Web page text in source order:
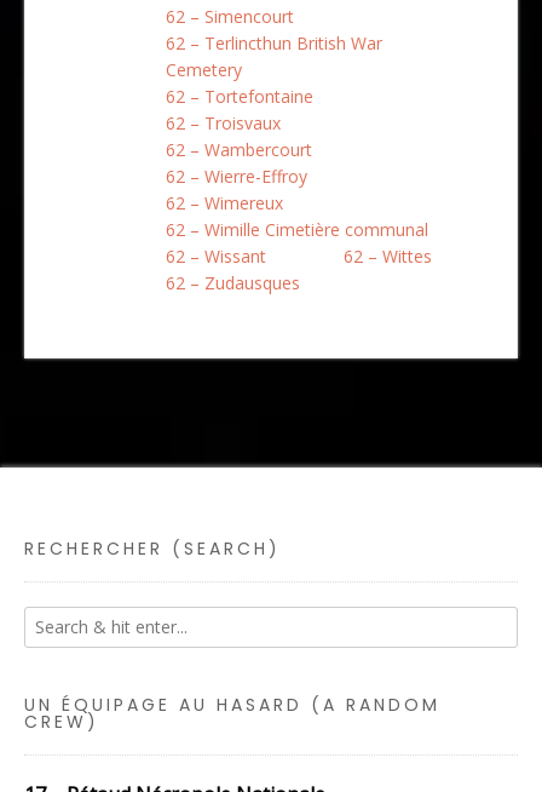
62 – Simencourt
62 – Terlincthun British War
Cemetery
62 – Tortefontaine
62 – Troisvaux
62 – Wambercourt
62 – Wierre-Effroy
62 – Wimereux
62 – Wimille Cimetière communal
62 – Wissant
62 – Wittes
62 – Zudausques
RECHERCHER (SEARCH)
UN ÉQUIPAGE AU HASARD (A RANDOM
CREW)